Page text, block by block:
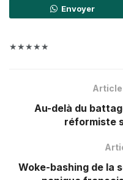
Envoyer
★★★★★
Au-delà du
réformiste
Woke-bashing de la